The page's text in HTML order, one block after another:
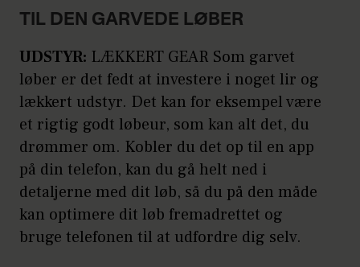
TIL DEN GARVEDE LØBER
UDSTYR: LÆKKERT GEAR Som garvet
løber er det fedt at investere i noget lir og
lækkert udstyr. Det kan for eksempel være
et rigtig godt løbeur, som kan alt det, du
drømmer om. Kobler du det op til en app
på din telefon, kan du gå helt ned i
detaljerne med dit løb, så du på den måde
kan optimere dit løb fremadrettet og
bruge telefonen til at udfordre dig selv.